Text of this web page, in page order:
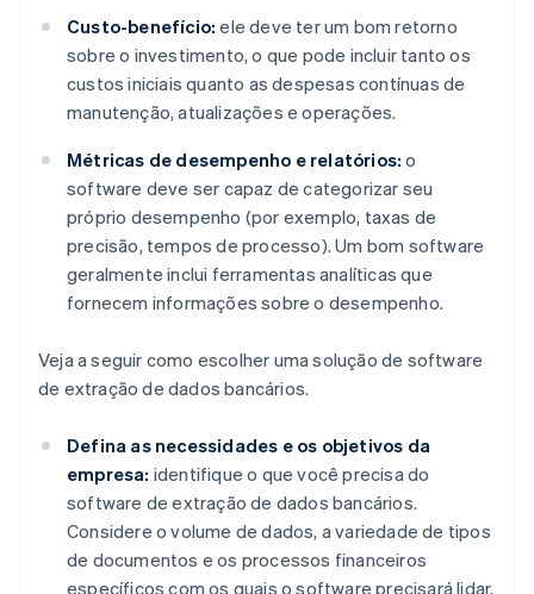
Custo-benefício: ele deve ter um bom retorno
sobre o investimento, o que pode incluir tanto os
custos iniciais quanto as despesas contínuas de
manutenção, atualizações e operações.
Métricas de desempenho e relatórios: o
software deve ser capaz de categorizar seu
próprio desempenho (por exemplo, taxas de
precisão, tempos de processo). Um bom software
geralmente inclui ferramentas analíticas que
fornecem informações sobre o desempenho.
Veja a seguir como escolher uma solução de software
de extração de dados bancários.
Defina as necessidades e os objetivos da
empresa: identifique o que você precisa do
software de extração de dados bancários.
Considere o volume de dados, a variedade de tipos
de documentos e os processos financeiros
específicos com os quais o software precisará lidar.